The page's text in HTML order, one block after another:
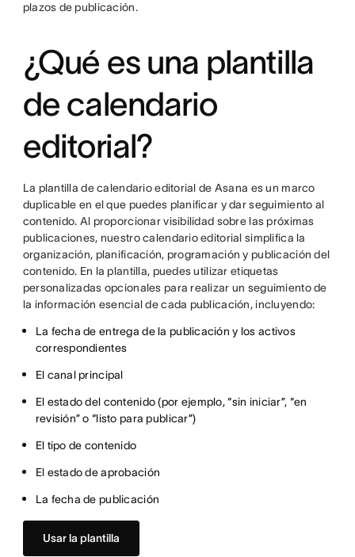
plazos de publicación.
¿Qué es una plantilla
de calendario
editorial?
La plantilla de calendario editorial de Asana es un marco
duplicable en el que puedes planificar y dar seguimiento al
contenido. Al proporcionar visibilidad sobre las próximas
publicaciones, nuestro calendario editorial simplifica la
organización, planificación, programación y publicación del
contenido. En la plantilla, puedes utilizar etiquetas
personalizadas opcionales para realizar un seguimiento de
la información esencial de cada publicación, incluyendo:
La fecha de entrega de la publicación y los activos
correspondientes
El canal principal
El estado del contenido (por ejemplo, “sin iniciar”, “en
revisión” o “listo para publicar”)
El tipo de contenido
El estado de aprobación
La fecha de publicación
Usar la plantilla